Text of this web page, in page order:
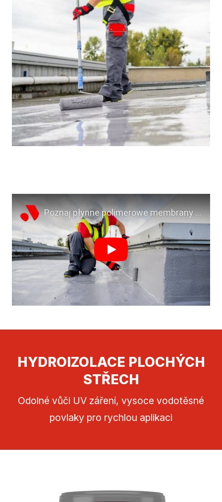
Poznaj płynne polimerowe membrany hydroizolacyjne do dachów, tarasów, balkonów oraz fundamentów
Play
HYDROIZOLACE PLOCHÝCH
STŘECH
Odolné vůči UV záření, vysoce vodotěsné
povlaky pro rychlou aplikaci